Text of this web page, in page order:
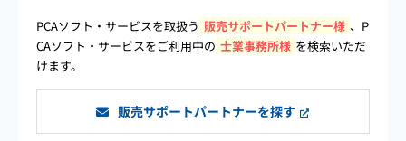
PCAソフト・サービスを取扱う 販売サポートパートナー様 、P
CAソフト・サービスをご利用中の 士業事務所様 を検索いただ
けます。
販売サポートパートナーを探す